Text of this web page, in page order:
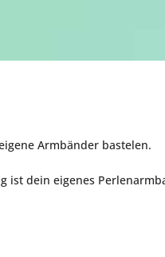
Armbänder bastelen.
ist dein eigenes